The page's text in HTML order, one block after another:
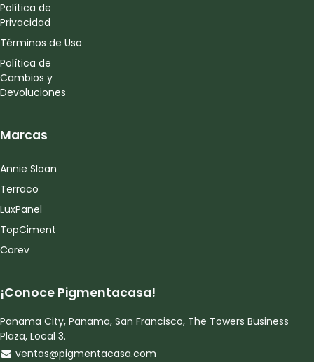
Política de
Privacidad
Términos de Uso
Política de
Cambios y
Devoluciones
Marcas
Annie Sloan
Terraco
LuxPanel
TopCiment
Corev
¡Conoce Pigmentacasa!
Panama City, Panama, San Francisco, The Towers Business
Plaza, Local 3.
ventas@pigmentacasa.com